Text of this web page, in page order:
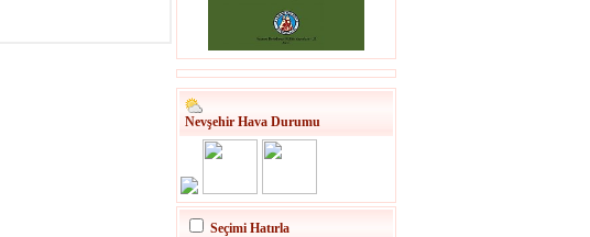
Nevşehir Hava Durumu
Seçimi Hatırla